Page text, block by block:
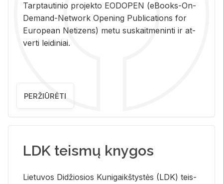
Tarp­tau­ti­nio pro­jek­to EO­DO­PEN (eBo­oks-On-
De­mand-Ne­twork Ope­ning Pub­li­ca­tions for
Eu­ro­pe­an Ne­ti­zens) metu su­skait­me­nin­ti ir at­
ver­ti lei­di­niai.
PERŽIŪRĖTI
LDK teismų knygos
Lie­tu­vos Di­džio­sios Ku­ni­gaikš­tys­tės (LDK) teis­